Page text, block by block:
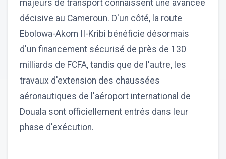
majeurs de transport connaissent une avancée
décisive au Cameroun. D'un côté, la route
Ebolowa-Akom II-Kribi bénéficie désormais
d'un financement sécurisé de près de 130
milliards de FCFA, tandis que de l'autre, les
travaux d'extension des chaussées
aéronautiques de l'aéroport international de
Douala sont officiellement entrés dans leur
phase d'exécution.